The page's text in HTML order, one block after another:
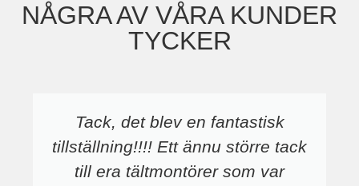
NÅGRA AV VÅRA KUNDER
TYCKER
Tack, det blev en fantastisk
tillställning!!!! Ett ännu större tack
till era tältmontörer som var